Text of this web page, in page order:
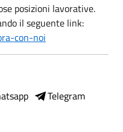
posizioni lavorative.
il seguente link:
con-noi
Telegram